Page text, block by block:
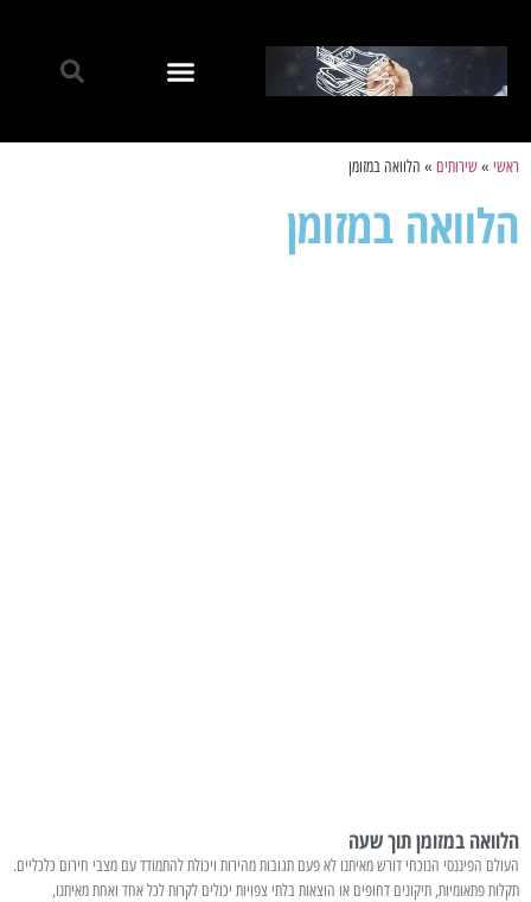
ראשי »שירותים » הלוואה במזומן
הלוואה במזומן
הלוואה במזומן תוך שעה
העולם הפיננסי הנוכחי דורש מאיתנו לא פעם תגובות מהירות ויכולת להתמודד עם מצבי חירום כלכליים.
תקלות פתאומיות, תיקונים דחופים או הוצאות בלתי צפויות יכולים לקרות לכל אחד ואחת מאיתנו,